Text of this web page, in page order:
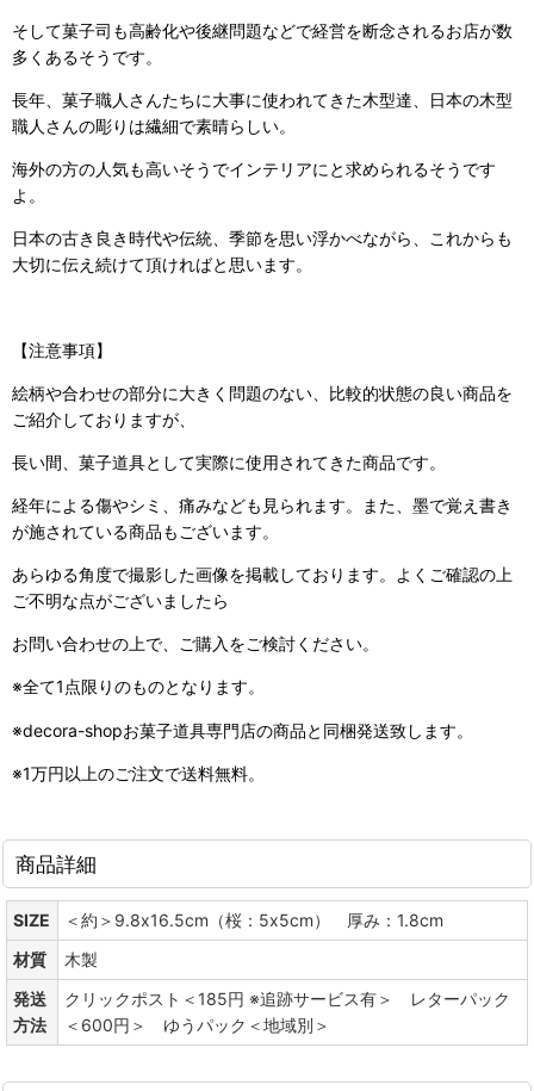
そして菓子司も高齢化や後継問題などで経営を断念されるお店が数
多くあるそうです。
長年、菓子職人さんたちに大事に使われてきた木型達、日本の木型
職人さんの彫りは繊細で素晴らしい。
海外の方の人気も高いそうでインテリアにと求められるそうです
よ。
日本の古き良き時代や伝統、季節を思い浮かべながら、これからも
大切に伝え続けて頂ければと思います。
【注意事項】
絵柄や合わせの部分に大きく問題のない、比較的状態の良い商品を
ご紹介しておりますが、
長い間、菓子道具として実際に使用されてきた商品です。
経年による傷やシミ、痛みなども見られます。また、墨で覚え書き
が施されている商品もございます。
あらゆる角度で撮影した画像を掲載しております。よくご確認の上
ご不明な点がございましたら
お問い合わせの上で、ご購入をご検討ください。
※全て1点限りのものとなります。
※decora-shopお菓子道具専門店の商品と同梱発送致します。
※1万円以上のご注文で送料無料。
商品詳細
SIZE
＜約＞9.8x16.5cm（桜：5x5cm） 厚み：1.8cm
材質
木製
発送
方法
クリックポスト＜185円 ※追跡サービス有＞ レターパック
＜600円＞ ゆうパック＜地域別＞